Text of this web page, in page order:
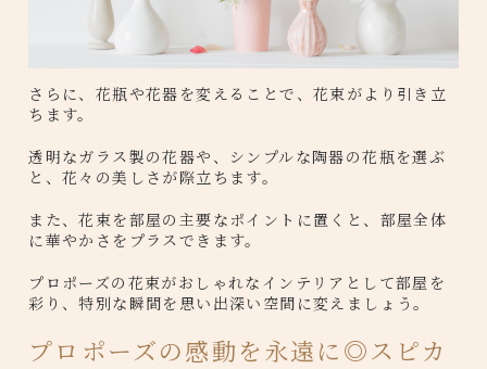
さらに、花瓶や花器を変えることで、花束がより引き立
ちます。
透明なガラス製の花器や、シンプルな陶器の花瓶を選ぶ
と、花々の美しさが際立ちます。
また、花束を部屋の主要なポイントに置くと、部屋全体
に華やかさをプラスできます。
プロポーズの花束がおしゃれなインテリアとして部屋を
彩り、特別な瞬間を思い出深い空間に変えましょう。
プロポーズの感動を永遠に◎スピカ